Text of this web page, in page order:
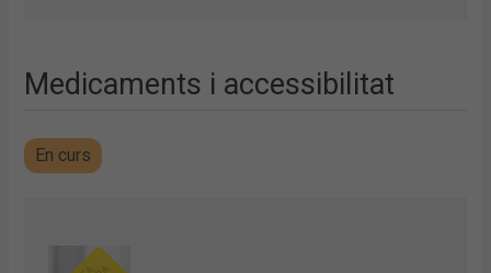
Medicaments i accessibilitat
En curs